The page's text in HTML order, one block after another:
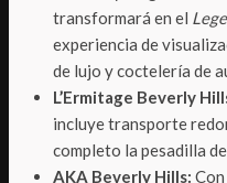
transformará en el
experiencia de
de lujo y coctelería de
L’Ermitage Beverly
incluye transporte
completo la pesadilla
AKA Beverly Hills: